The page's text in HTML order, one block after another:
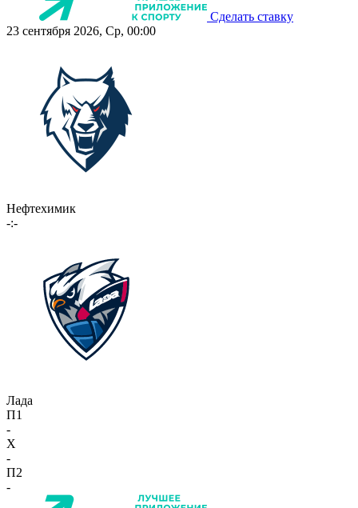
Сделать ставку
23 сентября 2026, Ср, 00:00
Нефтехимик
-:-
Лада
П1
-
X
-
П2
-